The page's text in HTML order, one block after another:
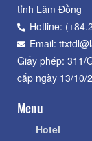
tỉnh Lâm Đồng
Hotline:
Email:
Giấy phép: 311/
cấp ngày 13/10/
Menu
Hotel